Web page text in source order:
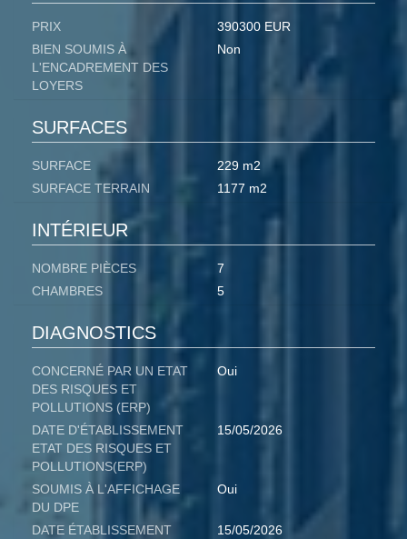
PRIX
390300 EUR
BIEN SOUMIS À
L'ENCADREMENT DES
LOYERS
Non
SURFACES
SURFACE
229 m2
SURFACE TERRAIN
1177 m2
INTÉRIEUR
NOMBRE PIÈCES
7
CHAMBRES
5
DIAGNOSTICS
CONCERNÉ PAR UN ETAT
DES RISQUES ET
POLLUTIONS (ERP)
Oui
DATE D'ÉTABLISSEMENT
ETAT DES RISQUES ET
POLLUTIONS(ERP)
15/05/2026
SOUMIS À L'AFFICHAGE
DU DPE
Oui
DATE ÉTABLISSEMENT
15/05/2026